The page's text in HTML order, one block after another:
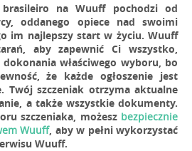
brasileiro na Wuuff pochodzi od
oddanego opiece nad swoimi
im najlepszy start w życiu. Wuuff
aby zapewnić Ci wszystko,
właściwego wyboru, bo
że każde ogłoszenie jest
Twój szczeniak otrzyma aktualne
a także wszystkie dokumenty.
szczeniaka, możesz bezpiecznie
Wuuff, aby w pełni wykorzystać
Wuuff.